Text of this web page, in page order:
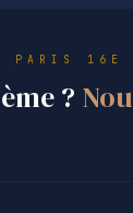
PARIS 16E
?